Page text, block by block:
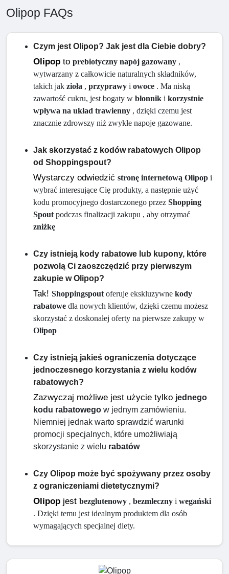
Olipop FAQs
Czym jest Olipop? Jak jest dla Ciebie dobry?
Olipop to prebiotyczny napój gazowany ,
wytwarzany z całkowicie naturalnych składników,
takich jak zioła , przyprawy i owoce . Ma niską
zawartość cukru, jest bogaty w błonnik i korzystnie
wpływa na układ trawienny , dzięki czemu jest
znacznie zdrowszy niż zwykłe napoje gazowane.
Jak skorzystać z kodów rabatowych Olipop
od Shoppingspout?
Wystarczy odwiedzić stronę internetową Olipop i
wybrać interesujące Cię produkty, a następnie użyć
kodu promocyjnego dostarczonego przez Shopping
Spout
zniżkę
Czy istnieją kody rabatowe lub kupony, które
pozwolą Ci zaoszczędzić przy pierwszym
zakupie w Olipop?
Tak! Shoppingspout oferuje ekskluzywne kody
rabatowe dla nowych klientów, dzięki czemu możesz
Olipop
Czy istnieją jakieś ograniczenia dotyczące
jednoczesnego korzystania z wielu kodów
rabatowych?
Zazwyczaj możliwe jest użycie tylko jednego
kodu rabatowego w jednym zamówieniu.
Niemniej jednak warto sprawdzić warunki
promocji specjalnych, które umożliwiają
skorzystanie z wielu rabatów
Czy Olipop może być spożywany przez osoby
z ograniczeniami dietetycznymi?
Olipop jest bezglutenowy , bezmleczny i wegański
. Dzięki temu jest idealnym produktem dla osób
wymagających specjalnej diety.